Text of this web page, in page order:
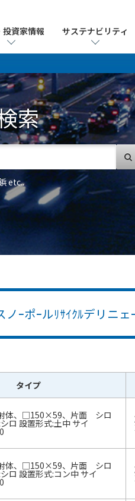
投資家情報 サステナビリティ
投資家情報 サステナビリティ
索
etc..
ｰポｰルﾘｻｲｸﾙデリニェ
タイプ
体、□150×59、片面 シロ
ロ 設置形式:土中 サイ
体、□150×59、片面 シロ
ロ 設置形式:コン中 サイ